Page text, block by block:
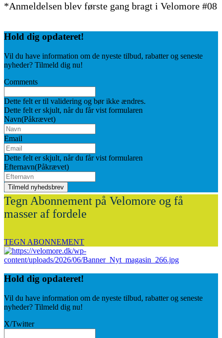
*Anmeldelsen blev første gang bragt i Velomore #08
Hold dig opdateret!
Vil du have information om de nyeste tilbud, rabatter og seneste
nyheder? Tilmeld dig nu!
Comments
Dette felt er til validering og bør ikke ændres.
Dette felt er skjult, når du får vist formularen
Navn(Påkrævet)
Email
Dette felt er skjult, når du får vist formularen
Efternavn(Påkrævet)
Tegn Abonnement på Velomore og få
masser af fordele
TEGN ABONNEMENT
Hold dig opdateret!
Vil du have information om de nyeste tilbud, rabatter og seneste
nyheder? Tilmeld dig nu!
X/Twitter